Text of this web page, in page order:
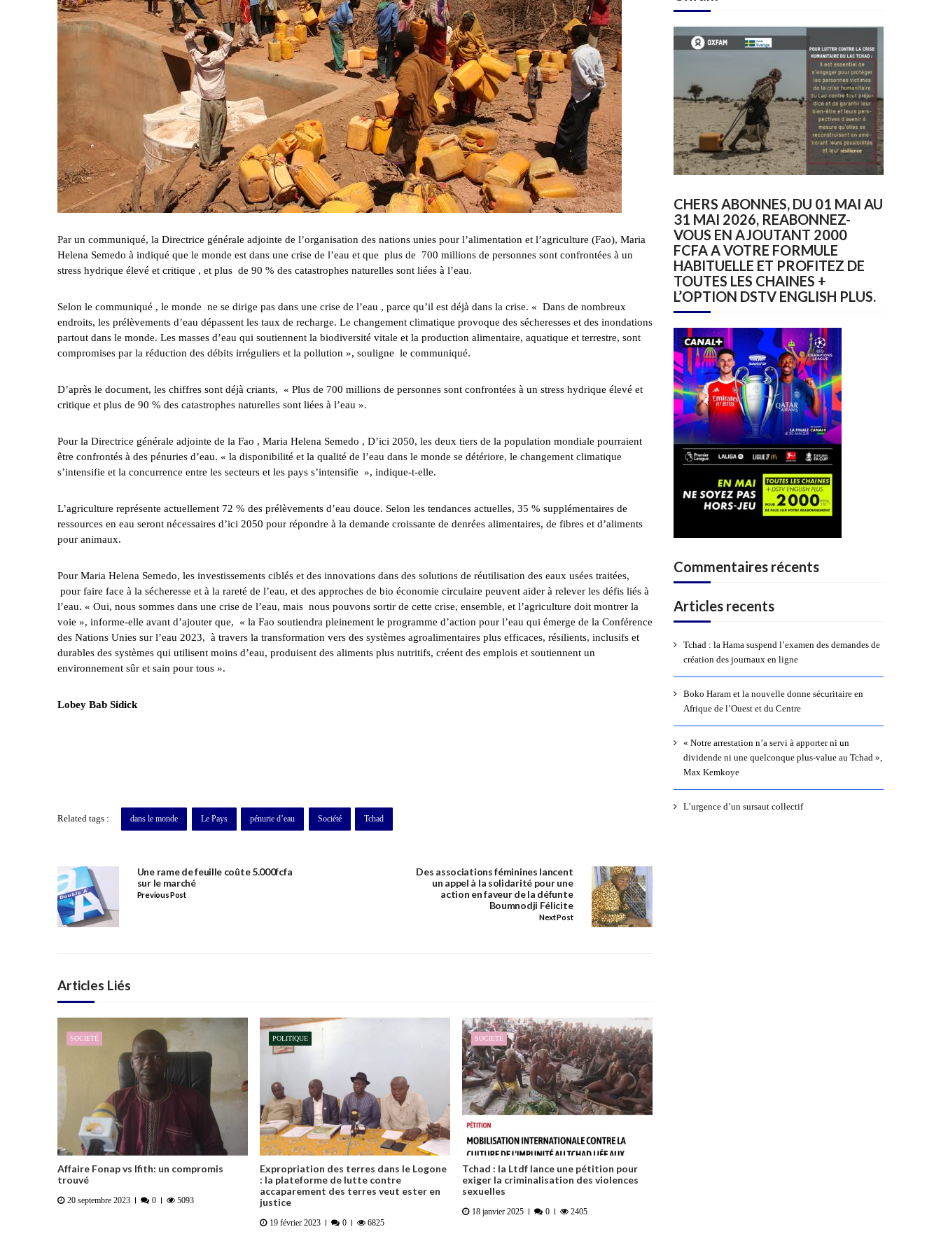
Par un communiqué, la Directrice générale adjointe de l’organisation des nations unies pour l’alimentation et l’agriculture (Fao), Maria
Helena Semedo à indiqué que le monde est dans une crise de l’eau et que plus de 700 millions de personnes sont confrontées à un
stress hydrique élevé et critique , et plus de 90 % des catastrophes naturelles sont liées à l’eau.
Selon le communiqué , le monde ne se dirige pas dans une crise de l’eau , parce qu’il est déjà dans la crise. « Dans de nombreux
endroits, les prélèvements d’eau dépassent les taux de recharge. Le changement climatique provoque des sécheresses et des inondations
partout dans le monde. Les masses d’eau qui soutiennent la biodiversité vitale et la production alimentaire, aquatique et terrestre, sont
compromises par la réduction des débits irréguliers et la pollution », souligne le communiqué.
D’après le document, les chiffres sont déjà criants, « Plus de 700 millions de personnes sont confrontées à un stress hydrique élevé et
critique et plus de 90 % des catastrophes naturelles sont liées à l’eau ».
Pour la Directrice générale adjointe de la Fao , Maria Helena Semedo , D’ici 2050, les deux tiers de la population mondiale pourraient
être confrontés à des pénuries d’eau. « la disponibilité et la qualité de l’eau dans le monde se détériore, le changement climatique
s’intensifie et la concurrence entre les secteurs et les pays s’intensifie », indique-t-elle.
L’agriculture représente actuellement 72 % des prélèvements d’eau douce. Selon les tendances actuelles, 35 % supplémentaires de
ressources en eau seront nécessaires d’ici 2050 pour répondre à la demande croissante de denrées alimentaires, de fibres et d’aliments
pour animaux.
Pour Maria Helena Semedo, les investissements ciblés et des innovations dans des solutions de réutilisation des eaux usées traitées,
pour faire face à la sécheresse et à la rareté de l’eau, et des approches de bio économie circulaire peuvent aider à relever les défis liés à
l’eau. « Oui, nous sommes dans une crise de l’eau, mais nous pouvons sortir de cette crise, ensemble, et l’agriculture doit montrer la
voie », informe-elle avant d’ajouter que, « la Fao soutiendra pleinement le programme d’action pour l’eau qui émerge de la Conférence
des Nations Unies sur l’eau 2023, à travers la transformation vers des systèmes agroalimentaires plus efficaces, résilients, inclusifs et
durables des systèmes qui utilisent moins d’eau, produisent des aliments plus nutritifs, créent des emplois et soutiennent un
environnement sûr et sain pour tous ».
Lobey Bab Sidick
Related tags : dans le monde Le Pays pénurie d’eau Société Tchad
Une rame de feuille coûte 5.000fcfa
sur le marché
Previous Post
Des associations féminines lancent
un appel à la solidarité pour une
action en faveur de la défunte
Boumnodji Félicite
Next Post
Articles Liés
SOCIETÉ
Affaire Fonap vs Ifith: un compromis
trouvé
20 septembre 2023 0 5093
POLITIQUE
Expropriation des terres dans le Logone
: la plateforme de lutte contre
accaparement des terres veut ester en
justice
19 février 2023 0 6825
SOCIETÉ
Tchad : la Ltdf lance une pétition pour
exiger la criminalisation des violences
sexuelles
18 janvier 2025 0 2405
CHERS ABONNES, DU 01 MAI AU
31 MAI 2026, REABONNEZ-
VOUS EN AJOUTANT 2000
FCFA A VOTRE FORMULE
HABITUELLE ET PROFITEZ DE
TOUTES LES CHAINES +
L’OPTION DSTV ENGLISH PLUS.
Commentaires récents
Articles recents
Tchad : la Hama suspend l’examen des demandes de
création des journaux en ligne
Boko Haram et la nouvelle donne sécuritaire en
Afrique de l’Ouest et du Centre
« Notre arrestation n’a servi à apporter ni un
dividende ni une quelconque plus-value au Tchad »,
Max Kemkoye
L’urgence d’un sursaut collectif